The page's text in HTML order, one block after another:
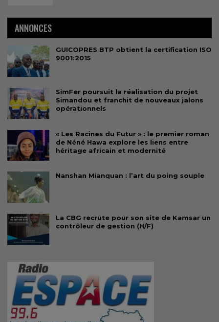
ANNONCES
GUICOPRES BTP obtient la certification ISO
9001:2015
SimFer poursuit la réalisation du projet
Simandou et franchit de nouveaux jalons
opérationnels
« Les Racines du Futur » : le premier roman
de Néné Hawa explore les liens entre
héritage africain et modernité
Nanshan Mianquan : l’art du poing souple
La CBG recrute pour son site de Kamsar un
contrôleur de gestion (H/F)